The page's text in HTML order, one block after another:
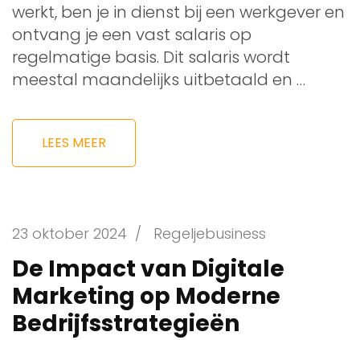
werkt, ben je in dienst bij een werkgever en
ontvang je een vast salaris op
regelmatige basis. Dit salaris wordt
meestal maandelijks uitbetaald en …
LEES MEER
23 oktober 2024 / Regeljebusiness
De Impact van Digitale
Marketing op Moderne
Bedrijfsstrategieën